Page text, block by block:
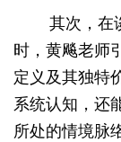
其次，在
时，黄飚老师
定义及其独特
系统认知，还
所处的情境脉